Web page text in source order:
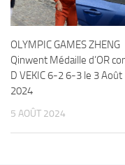
OLYMPIC GAMES ZHENG
Qinwent Médaille d’OR
D VEKIC 6-2 6-3 le 3 Août
2024
5 AOÛT 2024